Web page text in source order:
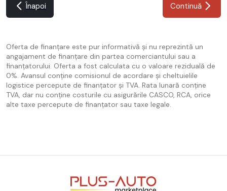
Înapoi Continuă
Oferta de finanțare este pur informativă și nu reprezintă un
angajament de finanțare din partea comerciantului sau a
finanțatorului. Oferta a fost calculata cu o valoare reziduală de
0%. Avansul conține comisionul de acordare și cheltuielile
logistice percepute de finanțator și TVA. Rata lunară conține
TVA, dar nu conține costurile cu asigurările CASCO, RCA, orice
alte taxe percepute de finanțator sau taxe legale.